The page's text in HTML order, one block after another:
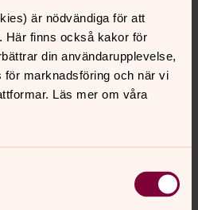
är nödvändiga för att
Här finns också kakor för
din användarupplevelse,
marknadsföring och när vi
Läs mer om våra